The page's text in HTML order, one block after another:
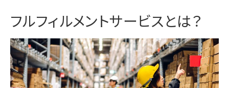
フルフィルメントサービスとは？